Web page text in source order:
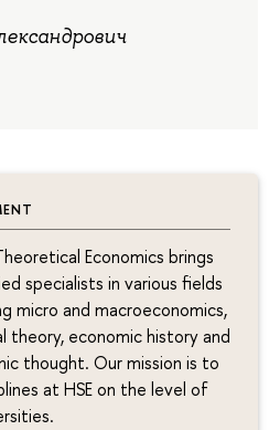
Economics brings
specialists in various fields
micro and macroeconomics,
theory, economic history and
thought. Our mission is to
at HSE on the level of